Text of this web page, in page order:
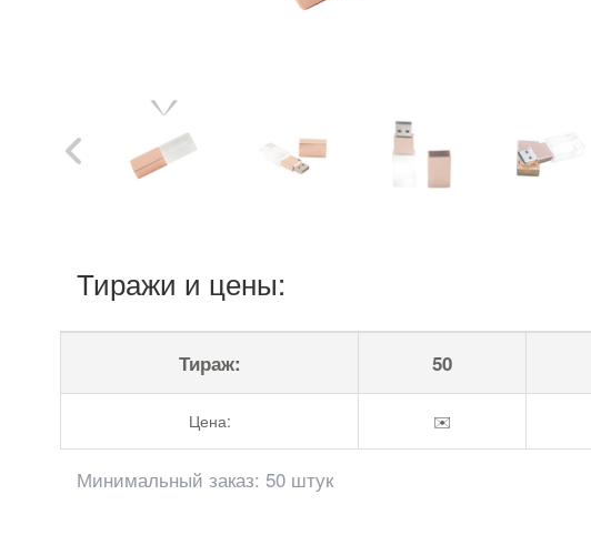
Тиражи и цены:
Тираж: 50
Цена: ✉️
Минимальный заказ: 50 штук